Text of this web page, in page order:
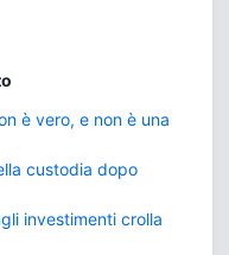
è vero, e non è una
custodia dopo
investimenti crolla